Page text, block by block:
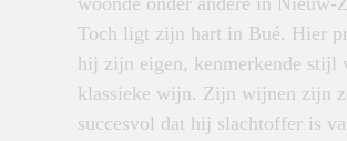
Toch ligt zijn hart in Bué. Hier
hij zijn eigen, kenmerkende stijl
klassieke wijn. Zijn wijnen zijn
succesvol dat hij slachtoffer is